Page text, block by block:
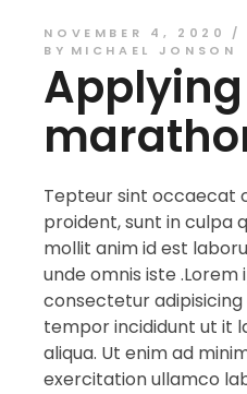
NOVEMBER 4, 2020
BY MICHAEL JONSON
Tepteur sint occaecat
proident, sunt in culpa
mollit anim id est
unde omnis iste
consectetur adipisicing
tempor incididunt ut it
aliqua. Ut enim ad
exercitation ullamco